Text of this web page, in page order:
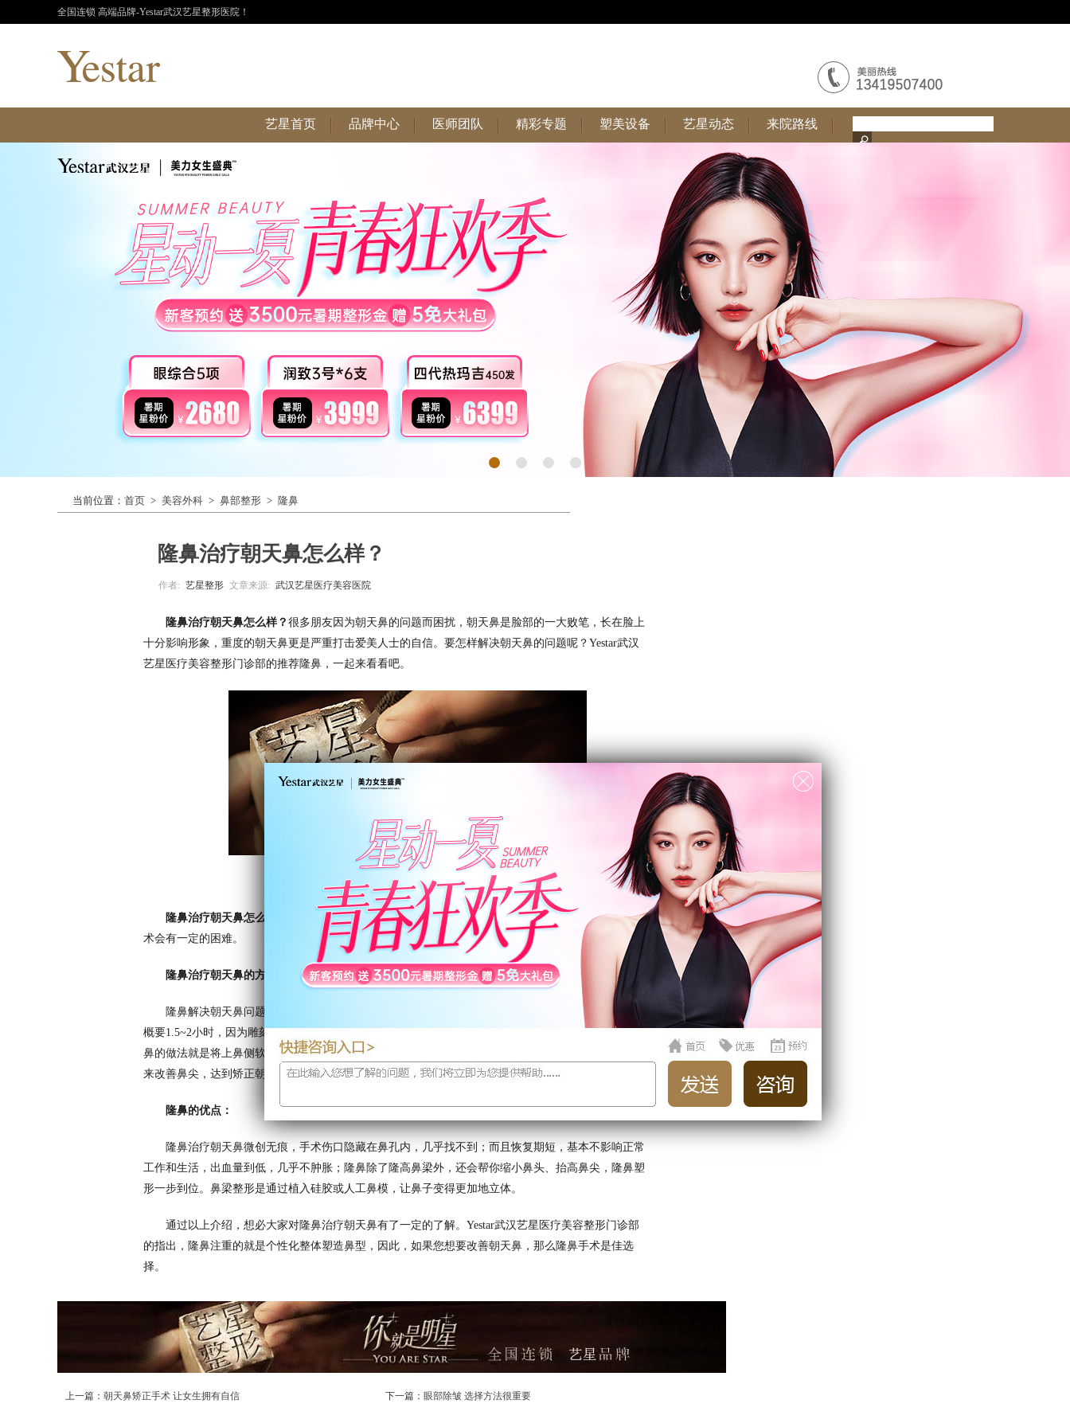
全国连锁 高端品牌-Yestar武汉艺星整形医院！
艺星首页 品牌中心 医师团队 精彩专题 塑美设备 艺星动态 来院路线
当前位置： 首页 > 美容外科 > 鼻部整形 > 隆鼻
隆鼻治疗朝天鼻怎么样？
作者: 艺星整形 文章来源: 武汉艺星医疗美容医院
隆鼻治疗朝天鼻怎么样？ 很多朋友因为朝天鼻的问题而困扰，朝天鼻是脸部的一大败笔，长在脸上
十分影响形象，重度的朝天鼻更是严重打击爱美人士的自信。要怎样解决朝天鼻的问题呢？Yestar武汉
艺星医疗美容整形门诊部的推荐隆鼻，一起来看看吧。
隆鼻治疗朝天鼻怎么样？
隆鼻治疗朝天鼻怎么样？
武汉艺星医疗美容门诊部的介绍说，治疗朝天鼻的好方法是隆鼻，不过手
术会有一定的困难。
隆鼻治疗朝天鼻的方法：
隆鼻解决朝天鼻问题要克服鼻梁鼻头的皮肤张力来增加鼻子的长度。治疗朝天鼻的隆鼻手术时间大
概要1.5~2小时，因为雕刻软骨、雕塑鼻头、剥离止鼻侧软骨和鼻翼软骨需要花较多的时间仔细完成。隆
鼻的做法就是将上鼻侧软骨与鼻翼软骨分离，鼻中膈软骨往前延长，再置入适当的鼻模，并以自体软骨
来改善鼻尖，达到矫正朝天鼻的目的。
隆鼻的优点：
隆鼻治疗朝天鼻微创无痕，手术伤口隐藏在鼻孔内，几乎找不到；而且恢复期短，基本不影响正常
工作和生活，出血量到低，几乎不肿胀；隆鼻除了隆高鼻梁外，还会帮你缩小鼻头、抬高鼻尖，隆鼻塑
形一步到位。鼻梁整形是通过植入硅胶或人工鼻模，让鼻子变得更加地立体。
通过以上介绍，想必大家对隆鼻治疗朝天鼻有了一定的了解。Yestar武汉艺星医疗美容整形门诊部
的指出，隆鼻注重的就是个性化整体塑造鼻型，因此，如果您想要改善朝天鼻，那么隆鼻手术是佳选
择。
上一篇： 朝天鼻矫正手术 让女生拥有自信 下一篇： 眼部除皱 选择方法很重要